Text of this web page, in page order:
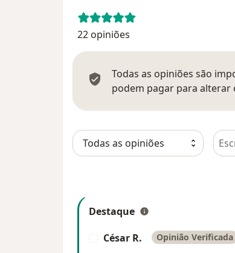
22 opiniões
Todas as opiniões são
podem pagar para alterar
Destaque
César R. Opinião Verificada